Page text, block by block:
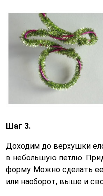
Шаг 3.
Доходим до верхушки
в небольшую петлю.
форму. Можно сделать
или наоборот, выше и